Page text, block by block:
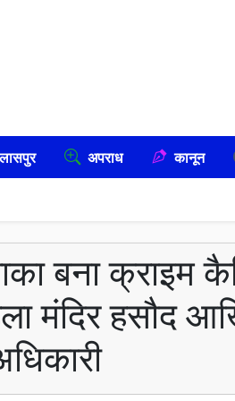
अपराध कानून
बना क्राइम
मंदिर हसौद